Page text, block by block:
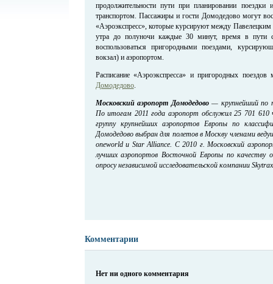
продолжительности пути при планировании поездки
транспортом. Пассажиры и гости Домодедово могут
«Аэроэкспресс», которые курсируют между
утра до полуночи каждые 30 минут, время в пути
воспользоваться пригородными поездами,
вокзал) и аэропортом.
Расписание «Аэроэкспресса» и пригородных
Домодедово.
Московский аэропорт Домодедово— крупнейший по
По итогам 2011 года аэропорт обслужил 25 701 610
группу крупнейших аэропортов Европы по
Домодедово выбран для полетов в Москву членами
oneworld и Star Alliance. С 2010 г. Московский
лучших аэропортов Восточной Европы по качеству
опросу независимой исследовательской компании
Комментарии
Нет ни одного комментария